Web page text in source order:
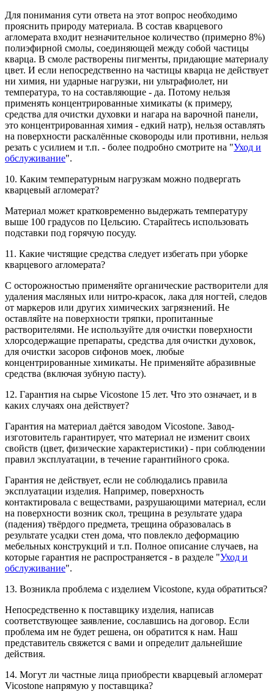
Для понимания сути ответа на этот вопрос необходимо
прояснить природу материала. В состав кварцевого
агломерата входит незначительное количество (примерно 8%)
полиэфирной смолы, соединяющей между собой частицы
кварца. В смоле растворены пигменты, придающие материалу
цвет. И если непосредственно на частицы кварца не действует
ни химия, ни ударные нагрузки, ни ультрафиолет, ни
температура, то на составляющие - да. Потому нельзя
применять концентрированные химикаты (к примеру,
средства для очистки духовки и нагара на варочной панели,
это концентрированная химия - едкий натр), нельзя оставлять
на поверхности раскалённые сковороды или противни, нельзя
резать с усилием и т.п. - более подробно смотрите на "Уход и
обслуживание".
10. Каким температурным нагрузкам можно подвергать
кварцевый агломерат?
Материал может кратковременно выдержать температуру
выше 100 градусов по Цельсию. Старайтесь использовать
подставки под горячую посуду.
11. Какие чистящие средства следует избегать при уборке
кварцевого агломерата?
С осторожностью применяйте органические растворители для
удаления масляных или нитро-красок, лака для ногтей, следов
от маркеров или других химических загрязнений. Не
оставляйте на поверхности тряпки, пропитанные
растворителями. Не используйте для очистки поверхности
хлорсодержащие препараты, средства для очистки духовок,
для очистки засоров сифонов моек, любые
концентрированные химикаты. Не применяйте абразивные
средства (включая зубную пасту).
12. Гарантия на сырье Vicostone 15 лет. Что это означает, и в
каких случаях она действует?
Гарантия на материал даётся заводом Vicostone. Завод-
изготовитель гарантирует, что материал не изменит своих
свойств (цвет, физические характеристики) - при соблюдении
правил эксплуатации, в течение гарантийного срока.
Гарантия не действует, если не соблюдались правила
эксплуатации изделия. Например, поверхность
контактировала с веществами, разрушающими материал, если
на поверхности возник скол, трещина в результате удара
(падения) твёрдого предмета, трещина образовалась в
результате усадки стен дома, что повлекло деформацию
мебельных конструкций и т.п. Полное описание случаев, на
которые гарантия не распространяется - в разделе "Уход и
обслуживание".
13. Возникла проблема с изделием Vicostone, куда обратиться?
Непосредственно к поставщику изделия, написав
соответствующее заявление, сославшись на договор. Если
проблема им не будет решена, он обратится к нам. Наш
представитель свяжется с вами и определит дальнейшие
действия.
14. Могут ли частные лица приобрести кварцевый агломерат
Vicostone напрямую у поставщика?